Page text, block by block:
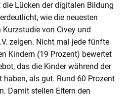
Lücken der digitalen Bildung
wie die neuesten
von Civey und
zeigen. Nicht mal jede fünfte
Kindern (19 Prozent) bewertet
das die Kinder während der
haben, als gut. Rund 60 Prozent
Damit stellen Eltern den